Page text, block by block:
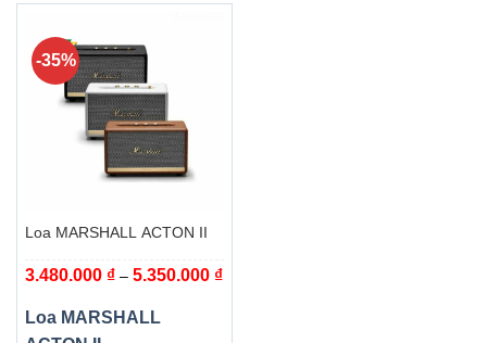
-35%
Loa MARSHALL ACTON II
3.480.000 ₫ – 5.350.000 ₫Khoảng
Loa MARSHALL